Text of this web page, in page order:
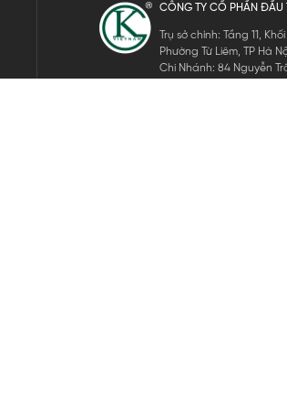
CÔNG TY CỔ PHẦN ĐẦU
Trụ sở chính: Tầng 11,
Phường Từ Liêm, TP Hà
Chi Nhánh: 84 Nguyễn